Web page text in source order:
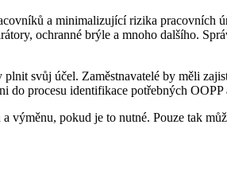
a minimalizující rizika pracovních
ochranné brýle a mnoho dalšího.
svůj účel. Zaměstnavatelé by měli
procesu identifikace potřebných
pokud je to nutné. Pouze tak